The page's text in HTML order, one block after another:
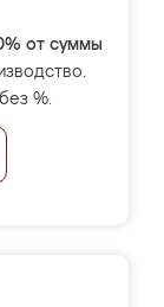
от суммы
%.